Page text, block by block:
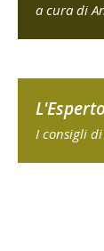
a cura di
I consigli